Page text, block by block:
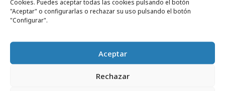
Cookies. Puedes aceptar todas las cookies pulsando el botón
"Aceptar" o configurarlas o rechazar su uso pulsando el botón
"Configurar".
Aceptar
Rechazar
móvil
Agencias